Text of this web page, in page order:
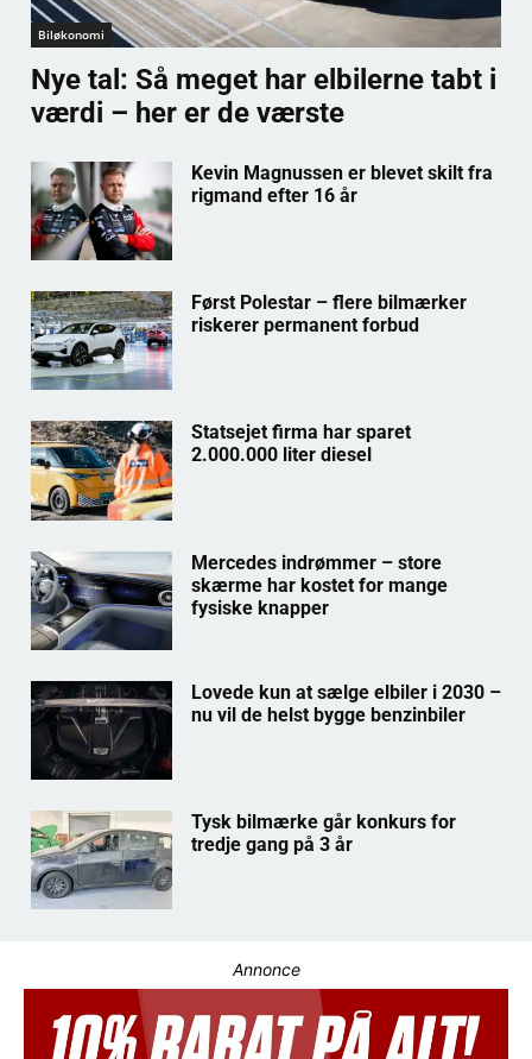
Biløkonomi
Nye tal: Så meget har elbilerne tabt i
værdi – her er de værste
Kevin Magnussen er blevet skilt fra
rigmand efter 16 år
Først Polestar – flere bilmærker
riskerer permanent forbud
Statsejet firma har sparet
2.000.000 liter diesel
Mercedes indrømmer – store
skærme har kostet for mange
fysiske knapper
Lovede kun at sælge elbiler i 2030 –
nu vil de helst bygge benzinbiler
Tysk bilmærke går konkurs for
tredje gang på 3 år
Annonce